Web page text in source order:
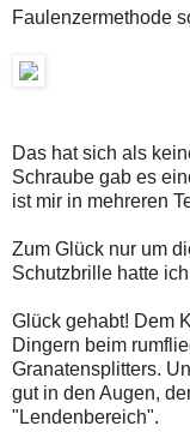
Faulenzermethode
Das hat sich als
Schraube gab es
ist mir in mehreren
Zum Glück nur um
Schutzbrille hatte
Glück gehabt! Dem
Dingern beim
Granatensplitters.
gut in den Augen,
"Lendenbereich".